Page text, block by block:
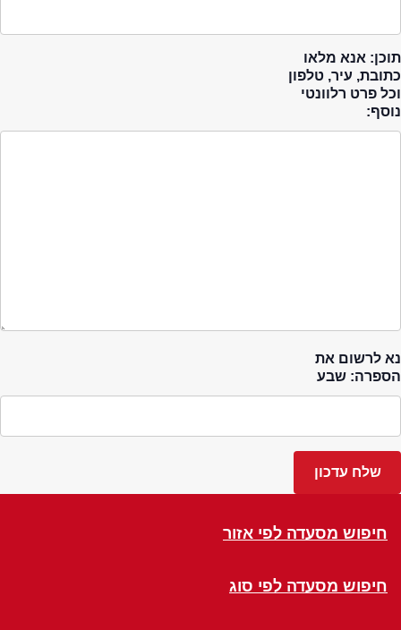
תוכן: אנא מלאו
כתובת, עיר, טלפון
וכל פרט רלוונטי
נוסף:
נא לרשום את
הספרה: שבע
חיפוש מסעדה לפי אזור
חיפוש מסעדה לפי סוג